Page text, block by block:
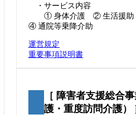
・サービス内容
① 身体介護 ② 生活援
④ 通院等乗降介助
運営規定
重要事項説明書
［ 障害者支援総合
護・重度訪問介護）